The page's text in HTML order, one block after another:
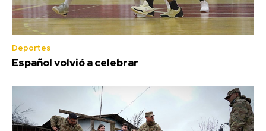
Deportes
Español volvió a celebrar